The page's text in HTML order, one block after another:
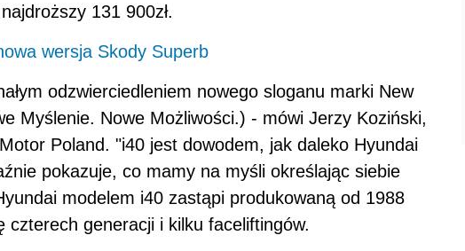
131 900zł.
wersja Skody Superb
odzwierciedleniem nowego sloganu marki New
Myślenie. Nowe Możliwości.) - mówi Jerzy Koziński,
Poland. "i40 jest dowodem, jak daleko Hyundai
pokazuje, co mamy na myśli określając siebie
modelem i40 zastąpi produkowaną od 1988
czterech generacji i kilku faceliftingów.